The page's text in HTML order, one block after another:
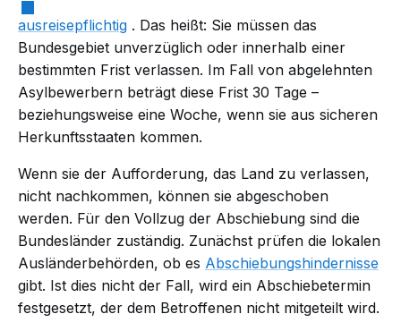
ausreisepflichtig . Das heißt: Sie müssen das
Bundesgebiet unverzüglich oder innerhalb einer
bestimmten Frist verlassen. Im Fall von abgelehnten
Asylbewerbern beträgt diese Frist 30 Tage –
beziehungsweise eine Woche, wenn sie aus sicheren
Herkunftsstaaten kommen.
Wenn sie der Aufforderung, das Land zu verlassen,
nicht nachkommen, können sie abgeschoben
werden. Für den Vollzug der Abschiebung sind die
Bundesländer zuständig. Zunächst prüfen die lokalen
Ausländerbehörden, ob es Abschiebungshindernisse
gibt. Ist dies nicht der Fall, wird ein Abschiebetermin
festgesetzt, der dem Betroffenen nicht mitgeteilt wird.